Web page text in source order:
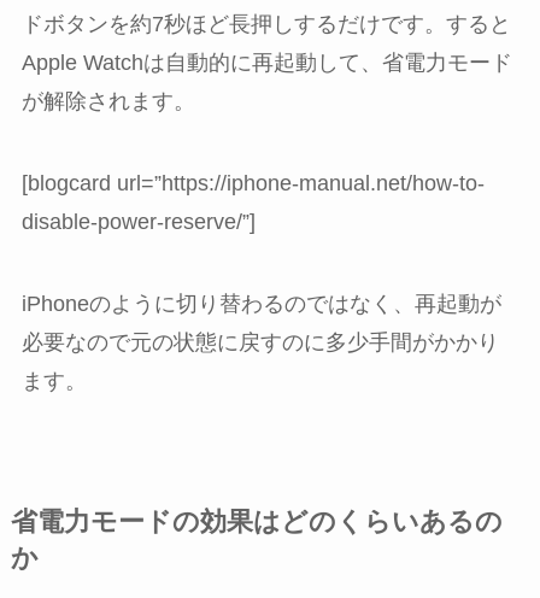
ドボタンを約7秒ほど長押しするだけです。すると
Apple Watchは自動的に再起動して、省電力モード
が解除されます。
[blogcard url=”https://iphone-manual.net/how-to-
disable-power-reserve/”]
iPhoneのように切り替わるのではなく、再起動が
必要なので元の状態に戻すのに多少手間がかかり
ます。
省電力モードの効果はどのくらいあるの
か